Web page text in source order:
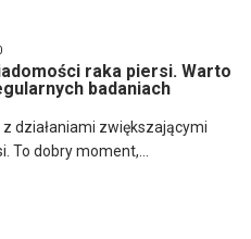
raka piersi. Warto
badaniach
działaniami zwiększającymi
To dobry moment,...